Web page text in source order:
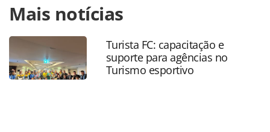
https://www.panrotas.com.br/mercado/cruzeiros/2025/
de-janeiro-recebe-mais-de-320-mil-cruzeiristas-na-
temporada-2024-2025_216751.html ou as ferramentas
oferecidas na página. Todo o conteúdo produzido pela
PANROTAS Editora é protegido pela legislação brasileira
sobre direito autoral. Não reproduza o conteúdo sem
Mais notícias
Turista FC: capacitação e
suporte para agências no
Turismo esportivo